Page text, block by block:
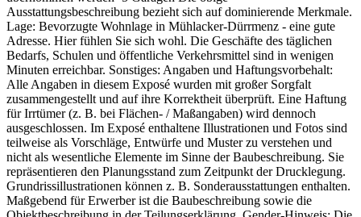
Ausstattungsbeschreibung bezieht sich auf dominierende Merkmale.
Lage: Bevorzugte Wohnlage in Mühlacker-Dürrmenz - eine gute
Adresse. Hier fühlen Sie sich wohl. Die Geschäfte des täglichen
Bedarfs, Schulen und öffentliche Verkehrsmittel sind in wenigen
Minuten erreichbar. Sonstiges: Angaben und Haftungsvorbehalt:
Alle Angaben in diesem Exposé wurden mit großer Sorgfalt
zusammengestellt und auf ihre Korrektheit überprüft. Eine Haftung
für Irrtümer (z. B. bei Flächen- / Maßangaben) wird dennoch
ausgeschlossen. Im Exposé enthaltene Illustrationen und Fotos sind
teilweise als Vorschläge, Entwürfe und Muster zu verstehen und
nicht als wesentliche Elemente im Sinne der Baubeschreibung. Sie
repräsentieren den Planungsstand zum Zeitpunkt der Drucklegung.
Grundrissillustrationen können z. B. Sonderausstattungen enthalten.
Maßgebend für Erwerber ist die Baubeschreibung sowie die